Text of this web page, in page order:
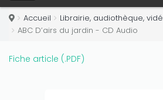
Accueil
Librairie, audiothèque,
ABC D’airs du jardin - CD Audio
Fiche article (.PDF)